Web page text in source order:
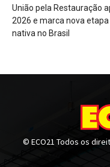
União pela Restauração
2026 e marca nova
nativa no Brasil
© ECO21 Todos os